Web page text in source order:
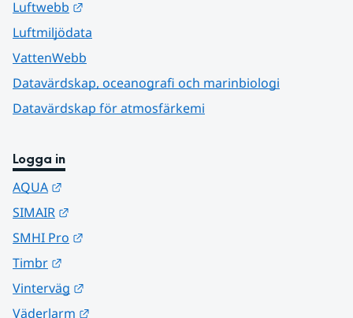
Luftwebb
Luftmiljödata
VattenWebb
Datavärdskap, oceanografi och marinbiologi
Datavärdskap för atmosfärkemi
Logga in
AQUA
SIMAIR
SMHI Pro
Timbr
Vinterväg
Väderlarm